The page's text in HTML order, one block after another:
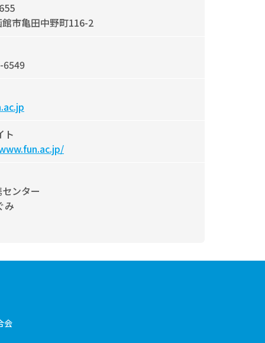
市亀田中野町116-2
6549
ト
ンター
み
会